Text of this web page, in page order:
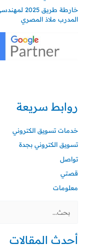
المدرب ملاذ المصري
روابط سريعة
خدمات تسويق الكتروني
تسويق الكتروني بجدة
تواصل
قصتي
معلومات
البحث
أحدث المقالات